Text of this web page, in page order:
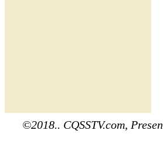
©2018.. CQSSTV.com,